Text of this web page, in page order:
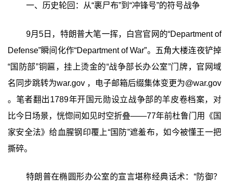
一、历史轮回：从“裹尸布”到“冲锋号”的符号战争
9月5日，特朗普大笔一挥，白宫官网的“Department of
Defense”瞬间化作“Department of War”。五角大楼连夜铲掉
“国防部”铜匾，挂上烫金的“战争部长办公室”门牌，官网域
名同步跳转为war.gov ，电子邮箱后缀集体变更为@war.gov
。笔者翻出1789年开国元勋设立战争部的羊皮卷档案，对
比今日场景，恍惚间如见时空折叠——77年前杜鲁门用《国
家安全法》给血腥钢印覆上“国防”遮羞布，如今被懂王一把
撕碎。
特朗普在椭圆形办公室的宣言堪称经典话术：“防御？